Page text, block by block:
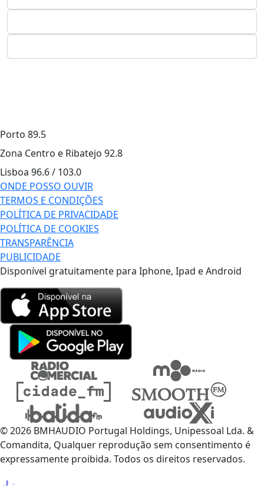
Porto 89.5
Zona Centro e Ribatejo 92.8
Lisboa 96.6 / 103.0
ONDE POSSO OUVIR
TERMOS E CONDIÇÕES
POLÍTICA DE PRIVACIDADE
POLÍTICA DE COOKIES
TRANSPARÊNCIA
PUBLICIDADE
Disponível gratuitamente para Iphone, Ipad e Android
© 2026 BMHAUDIO Portugal Holdings, Unipessoal Lda. &
Comandita, Qualquer reprodução sem consentimento é
expressamente proibida. Todos os direitos reservados.